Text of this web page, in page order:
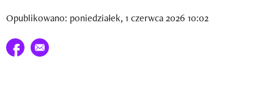
Opublikowano: poniedziałek, 1 czerwca 2026 10:02
Udostępnij na facebook
E-mail do przyjaciela